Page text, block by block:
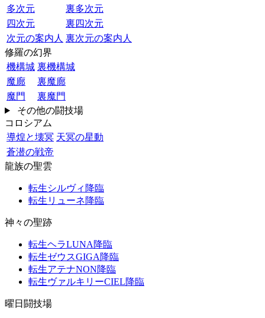
多次元
裏多次元
四次元
裏四次元
次元の案内人 裏次元の案内人
修羅の幻界
機構城 裏機構城
魔廊
裏魔廊
魔門
裏魔門
その他の闘技場
コロシアム
導煌と壊冥 天冥の星動
蒼潜の戦帝
龍族の聖雲
転生シルヴィ降臨
転生リューネ降臨
神々の聖跡
転生ヘラLUNA降臨
転生ゼウスGIGA降臨
転生アテナNON降臨
転生ヴァルキリーCIEL降臨
曜日闘技場